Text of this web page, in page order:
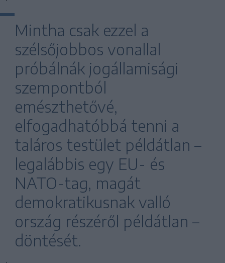
Mintha csak ezzel a
szélsőjobbos vonallal
próbálnák jogállamisági
szempontból
emészthetővé,
elfogadhatóbbá tenni a
taláros testület példátlan –
legalábbis egy EU- és
NATO-tag, magát
demokratikusnak valló
ország részéről példátlan –
döntését.